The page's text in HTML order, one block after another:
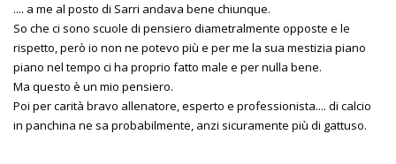
.... a me al posto di Sarri andava bene chiunque.
So che ci sono scuole di pensiero diametralmente opposte e le
rispetto, però io non ne potevo più e per me la sua mestizia piano
piano nel tempo ci ha proprio fatto male e per nulla bene.
Ma questo è un mio pensiero.
Poi per carità bravo allenatore, esperto e professionista.... di calcio
in panchina ne sa probabilmente, anzi sicuramente più di gattuso.